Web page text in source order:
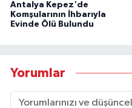
Antalya Kepez'de
Komşularının İhbarıyla
Evinde Ölü Bulundu
Yorumlar